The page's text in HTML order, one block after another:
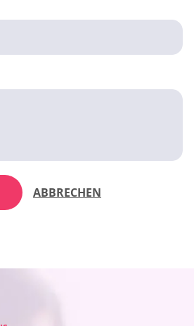
ABBRECHEN